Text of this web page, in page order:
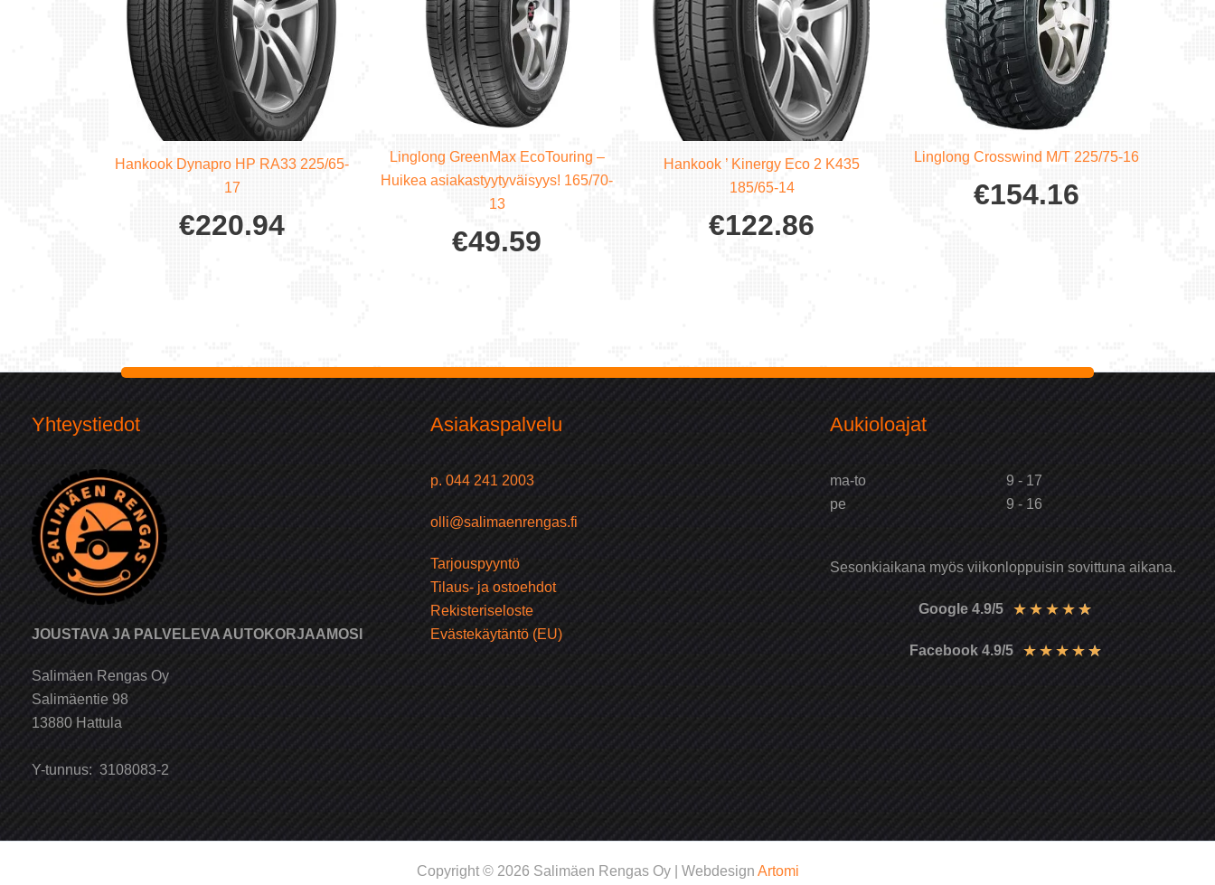
Hankook Dynapro HP RA33 225/65-
17
€220.94
Linglong GreenMax EcoTouring –
Huikea asiakastyytyväisyys! 165/70-
13
€49.59
Hankook ’ Kinergy Eco 2 K435
185/65-14
€122.86
Linglong Crosswind M/T 225/75-16
€154.16
Yhteystiedot
JOUSTAVA JA PALVELEVA AUTOKORJAAMOSI
Salimäen Rengas Oy
Salimäentie 98
13880 Hattula
Y-tunnus: 3108083-2
Asiakaspalvelu
p. 044 241 2003
olli@salimaenrengas.fi
Tarjouspyyntö
Tilaus- ja ostoehdot
Rekisteriseloste
Evästekäytäntö (EU)
Aukioloajat
ma-to
9 - 17
pe
9 - 16
Sesonkiaikana myös viikonloppuisin sovittuna aikana.
Google 4.9/5 ★ ★ ★ ★ ★
Facebook 4.9/5 ★ ★ ★ ★ ★
Copyright © 2026 Salimäen Rengas Oy | Webdesign Artomi